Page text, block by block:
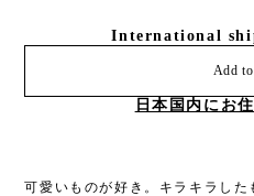
International
Add
日本国内にお
可愛いものが好き。キラキラした